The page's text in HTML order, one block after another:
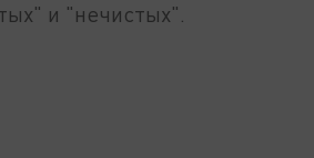
и "нечистых".